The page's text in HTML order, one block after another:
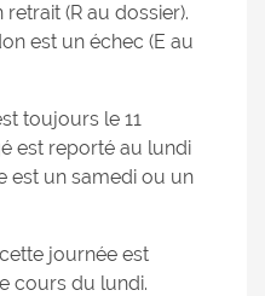
(R au dossier).
est un échec (E au
toujours le 11
est reporté au lundi
est un samedi ou un
journée est
cours du lundi.